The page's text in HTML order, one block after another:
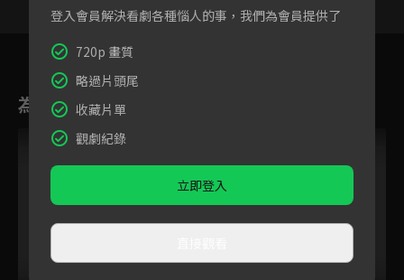
10
為您推薦
登入會員解決看劇各種惱人的事，我們為會員提供了
720p 畫質
略過片頭尾
收藏片單
觀劇紀錄
立即登入